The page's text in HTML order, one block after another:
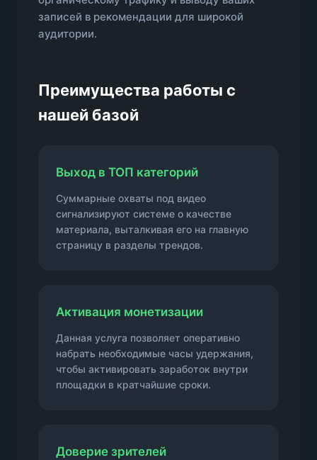
записей в рекомендации для широкой
аудитории.
Преимущества работы с
нашей базой
Выход в ТОП категорий
Суммарные охваты под видео
сигнализируют системе о качестве
материала, выталкивая его на главную
страницу в разделы трендов.
Активация монетизации
Данная услуга позволяет оперативно
набрать необходимые часы удержания,
чтобы активировать заработок внутри
площадки в кратчайшие сроки.
Доверие зрителей